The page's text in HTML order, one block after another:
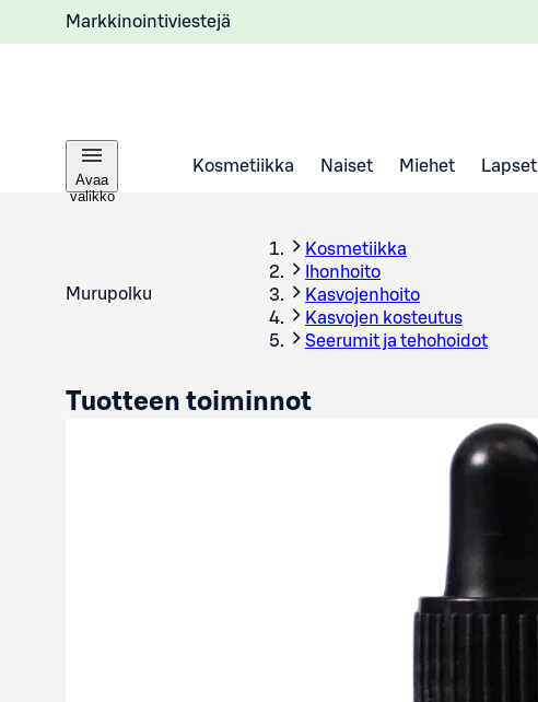
Markkinointiviestejä
Avaa
valikko
Kosmetiikka Naiset Miehet Lapset
Murupolku
Kosmetiikka
Ihonhoito
Kasvojenhoito
Kasvojen kosteutus
Seerumit ja tehohoidot
Tuotteen toiminnot